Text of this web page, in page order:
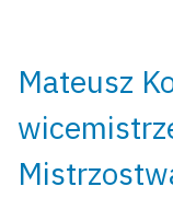
Mateusz